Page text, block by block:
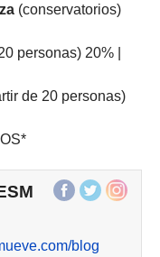
(conservatorios)
personas) 20% |
de 20 personas)
blog